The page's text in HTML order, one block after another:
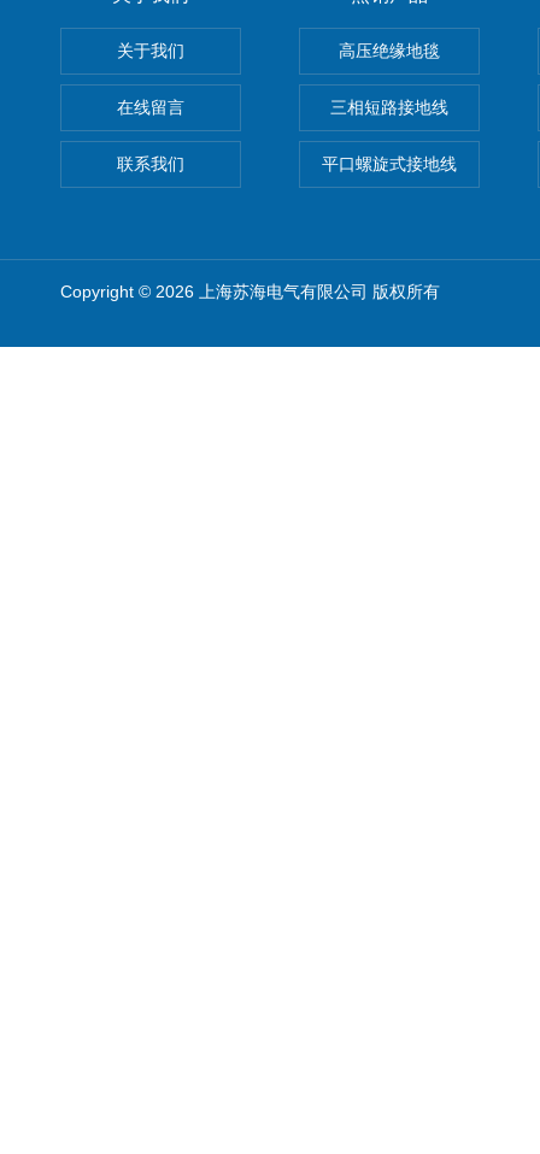
关于我们
在线留言
联系我们
高压绝缘地毯
三相短路接地线
平口螺旋式接地线
Copyright © 2026 上海苏海电气有限公司 版权所有